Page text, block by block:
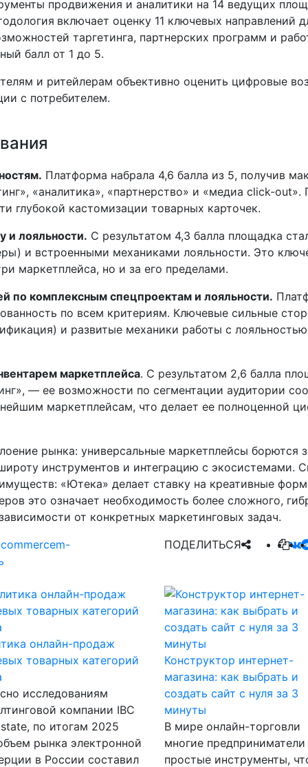
продвижения и аналитики на 14 ведущих
включает оценку 11 ключевых направлений
таргетинга, партнерских программ и
балл от 1 до 5.
и ритейлерам объективно оценить цифровые
с потребителем.
Платформа набрала 4,6 балла из 5, получив
«аналитика», «партнерство» и «медиа click-
глубокой кастомизации товарных карточек.
и лояльности. С результатом 4,3 балла площадка
и встроенными механиками лояльности. Это
маркетплейса, но и за его пределами.
по комплексным спецпроектам и лояльности.
по всем критериям. Ключевые сильные
и развитые механики работы с
маркетплейса. С результатом 2,6 балла
— ее возможности по сегментации аудитории
маркетплейсам, что делает ее полноценной
рынка: универсальные маркетплейсы борются
инструментов и интеграцию с экосистемами.
«Ютека» делает ставку на креативные
это означает необходимость более сложного,
от конкретных маркетинговых задач.
m-
ПОДЕЛИТЬСЯ
онлайн-продаж
товарных категорий
исследованиям
компании IBC
по итогам 2025
рынка электронной
в России составил
Конструктор интернет-
магазина: как выбрать и
создать сайт с нуля за 3
минуты
В мире онлайн-торговли
многие
простые инструменты,